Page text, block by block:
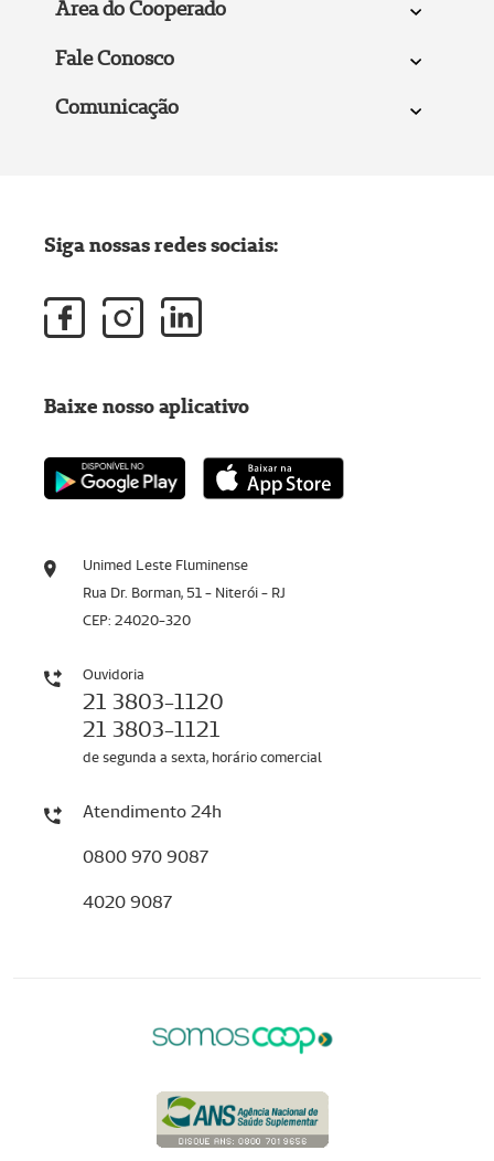
Área do Cooperado
Fale Conosco
Comunicação
Unimed Leste Fluminense
Rua Dr. Borman, 51 - Niterói - RJ
CEP: 24020-320
Ouvidoria
21 3803-1120
21 3803-1121
de segunda a sexta, horário comercial
Atendimento 24h
0800 970 9087
4020 9087
Siga nossas redes sociais:
Baixe nosso aplicativo